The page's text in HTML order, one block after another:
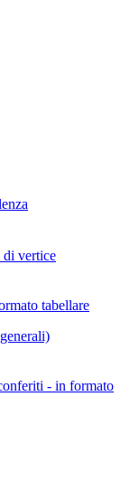
vertice
tabellare
- in formato